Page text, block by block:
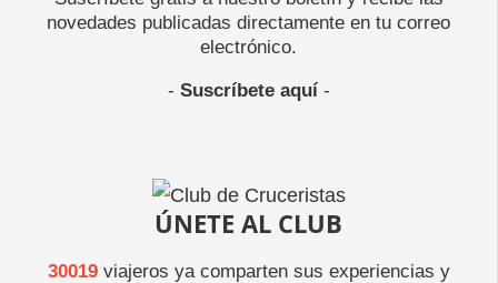
novedades publicadas directamente en tu correo
electrónico.
- Suscríbete aquí-
ÚNETE AL CLUB
30019viajeros ya comparten sus experiencias y